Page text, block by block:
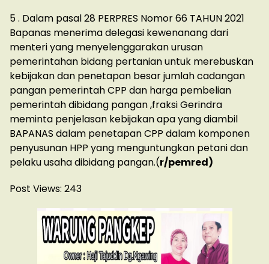
5 . Dalam pasal 28 PERPRES Nomor 66 TAHUN 2021
Bapanas menerima delegasi kewenanang dari
menteri yang menyelenggarakan urusan
pemerintahan bidang pertanian untuk merebuskan
kebijakan dan penetapan besar jumlah cadangan
pangan pemerintah CPP dan harga pembelian
pemerintah dibidang pangan ,fraksi Gerindra
meminta penjelasan kebijakan apa yang diambil
BAPANAS dalam penetapan CPP dalam komponen
penyusunan HPP yang menguntungkan petani dan
pelaku usaha dibidang pangan.(r/pemred)
Post Views: 243